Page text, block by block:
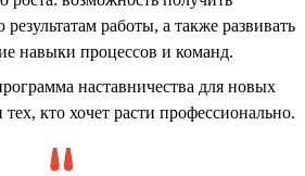
работы, а также развивать
навыки процессов и команд.
наставничества для новых
тех, кто хочет расти профессионально.